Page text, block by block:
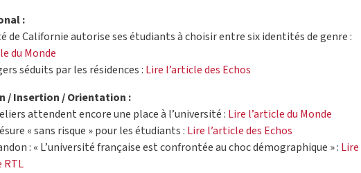
:
de Californie autorise ses étudiants à choisir entre six identités de genre :
du Monde
séduits par les résidences : Lire l’article des Echos
/ Insertion / Orientation :
attendent encore une place à l’université : Lire l’article du Monde
« sans risque » pour les étudiants : Lire l’article des Echos
: « L’université française est confrontée au choc démographique » : Lire
RTL